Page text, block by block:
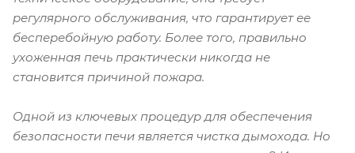
регулярного обслуживания, что гарантирует ее
бесперебойную работу. Более того, правильно
ухоженная печь практически никогда не
становится причиной пожара.
Одной из ключевых процедур для обеспечения
безопасности печи является чистка дымохода. Но